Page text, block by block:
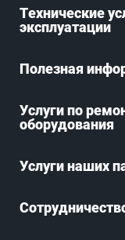
Технические
эксплуатации
Полезная
Услуги по
оборудования
Услуги наших